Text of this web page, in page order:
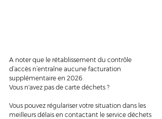
A noter que le rétablissement du contrôle
d’accès n’entraîne aucune facturation
supplémentaire en 2026.
Vous n'avez pas de carte déchets ?
Vous pouvez régulariser votre situation dans les
meilleurs délais en contactant le service déchets